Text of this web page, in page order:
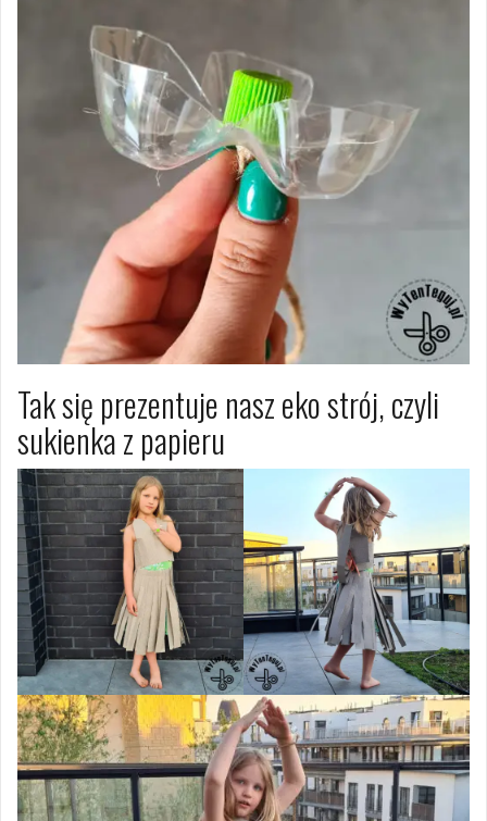
Tak się prezentuje nasz eko strój, czyli
sukienka z papieru